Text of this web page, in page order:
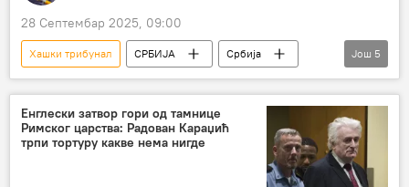
28 Септембар 2025, 09:00
Хашки трибунал СРБИЈА
Србија
Србија – политика
привремена слобода
агресија НАТО на СРЈ
Анализе и мишљења
Још 5
Енглески затвор гори од тамнице
Римског царства: Радован Караџић
трпи тортуру какве нема нигде